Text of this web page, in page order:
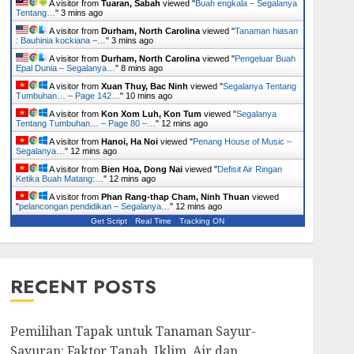
A visitor from Tuaran, Sabah viewed "Buah engkala – Segalanya
Tentang… " 3 mins ago
A visitor from Durham, North Carolinaviewed "Tanaman hiasan
: Bauhinia kockiana –… " 3 mins ago
A visitor from Durham, North Carolinaviewed "Pengeluar Buah
Epal Dunia – Segalanya… " 8 mins ago
A visitor from Xuan Thuy, Bac Ninh viewed "Segalanya Tentang
Tumbuhan… – Page 142… " 10 mins ago
A visitor from Kon Xom Luh, Kon Tumviewed "Segalanya
Tentang Tumbuhan… – Page 80 –… " 12 mins ago
A visitor from Hanoi, Ha Noiviewed "Penang House of Music –
Segalanya… " 12 mins ago
A visitor from Bien Hoa, Dong Naiviewed "Defisit Air Ringan
Ketika Buah Matang:… " 12 mins ago
A visitor from Phan Rang-thap Cham, Ninh Thuan viewed
"pelancongan pendidikan – Segalanya… " 12 mins ago
Get Script Real Time Tracking ON
RECENT POSTS
Pemilihan Tapak untuk Tanaman Sayur-